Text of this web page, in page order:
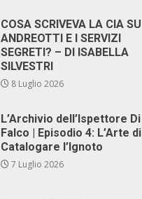
COSA SCRIVEVA LA CIA SU
ANDREOTTI E I SERVIZI
SEGRETI? – DI ISABELLA
SILVESTRI
8 Luglio 2026
L’Archivio dell’Ispettore Di
Falco | Episodio 4: L’Arte di
Catalogare l’Ignoto
7 Luglio 2026